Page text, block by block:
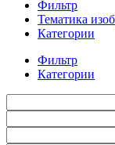
Фильтр
Тематика
Категории
Фильтр
Категории